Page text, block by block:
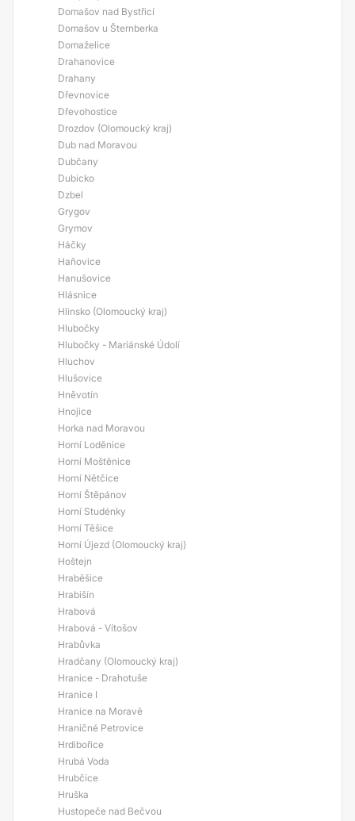
Domašov nad Bystřicí
Domašov u Šternberka
Domaželice
Drahanovice
Drahany
Dřevnovice
Dřevohostice
Drozdov (Olomoucký kraj)
Dub nad Moravou
Dubčany
Dubicko
Dzbel
Grygov
Grymov
Háčky
Haňovice
Hanušovice
Hlásnice
Hlinsko (Olomoucký kraj)
Hlubočky
Hlubočky - Mariánské Údolí
Hluchov
Hlušovice
Hněvotín
Hnojice
Horka nad Moravou
Horní Loděnice
Horní Moštěnice
Horní Nětčice
Horní Štěpánov
Horní Studénky
Horní Těšice
Horní Újezd (Olomoucký kraj)
Hoštejn
Hraběšice
Hrabišín
Hrabová
Hrabová - Vítošov
Hrabůvka
Hradčany (Olomoucký kraj)
Hranice - Drahotuše
Hranice I
Hranice na Moravě
Hraničné Petrovice
Hrdibořice
Hrubá Voda
Hrubčice
Hruška
Hustopeče nad Bečvou